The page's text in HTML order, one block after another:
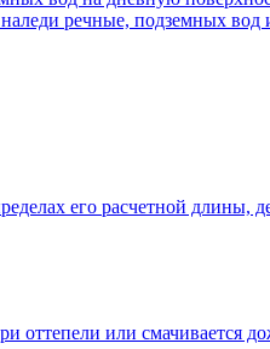
речные, подземных
его расчетной длины,
оттепели или смачивается